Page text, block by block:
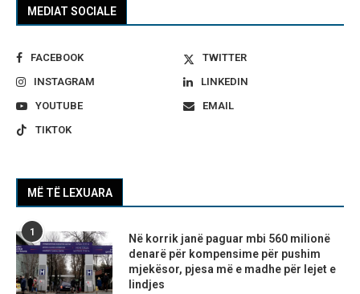
MEDIAT SOCIALE
FACEBOOK
TWITTER
INSTAGRAM
LINKEDIN
YOUTUBE
EMAIL
TIKTOK
MË TË LEXUARA
1
Në korrik janë paguar mbi 560 milionë
denarë për kompensime për pushim
mjekësor, pjesa më e madhe për lejet e
lindjes